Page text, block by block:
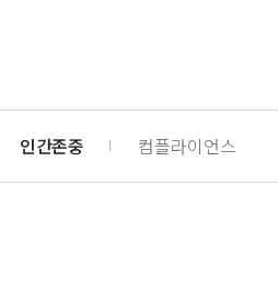
인간존중 컴플라이언스